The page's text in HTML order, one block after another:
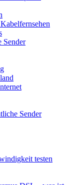
Sender
Sender
testen